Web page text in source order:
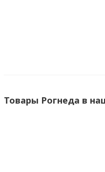
Товары Рогнеда в